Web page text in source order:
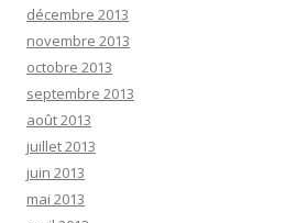
décembre 2013
novembre 2013
octobre 2013
septembre 2013
août 2013
juillet 2013
juin 2013
mai 2013